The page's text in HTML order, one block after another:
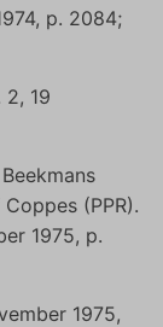
p. 2084;
2, 19
(PPR).
1975, p.
1975,